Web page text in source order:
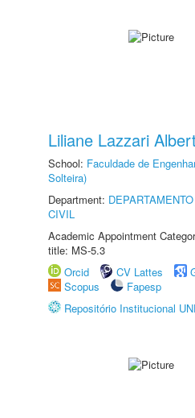
Liliane Lazzari
School: Faculdade de
Solteira)
Department:
CIVIL
Academic Appointment
title: MS-5.3
Orcid
CV Lattes
Scopus
Fapesp
Repositório Institucional